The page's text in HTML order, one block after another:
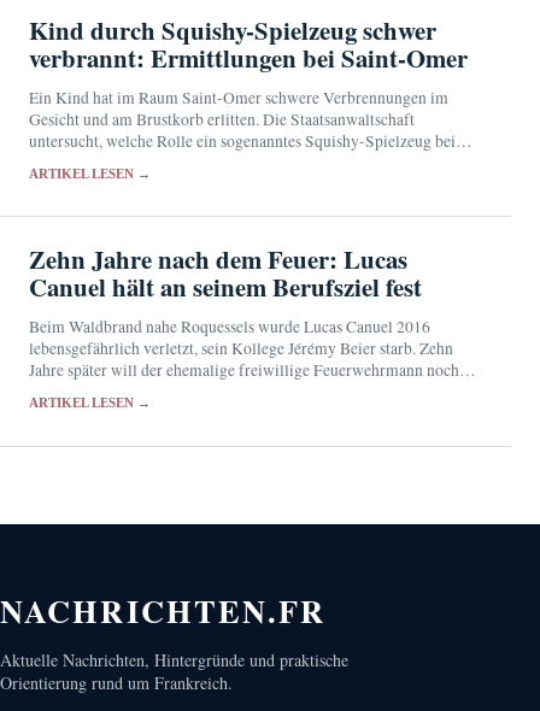
Kind durch Squishy-Spielzeug schwer
verbrannt: Ermittlungen bei Saint-Omer
Ein Kind hat im Raum Saint-Omer schwere Verbrennungen im
Gesicht und am Brustkorb erlitten. Die Staatsanwaltschaft
untersucht, welche Rolle ein sogenanntes Squishy-Spielzeug bei
ARTIKEL LESEN →
Zehn Jahre nach dem Feuer: Lucas
Canuel hält an seinem Berufsziel fest
Beim Waldbrand nahe Roquessels wurde Lucas Canuel 2016
lebensgefährlich verletzt, sein Kollege Jérémy Beier starb. Zehn
Jahre später will der ehemalige freiwillige Feuerwehrmann noch
ARTIKEL LESEN →
NACHRICHTEN.FR
Aktuelle Nachrichten, Hintergründe und praktische
Orientierung rund um Frankreich.